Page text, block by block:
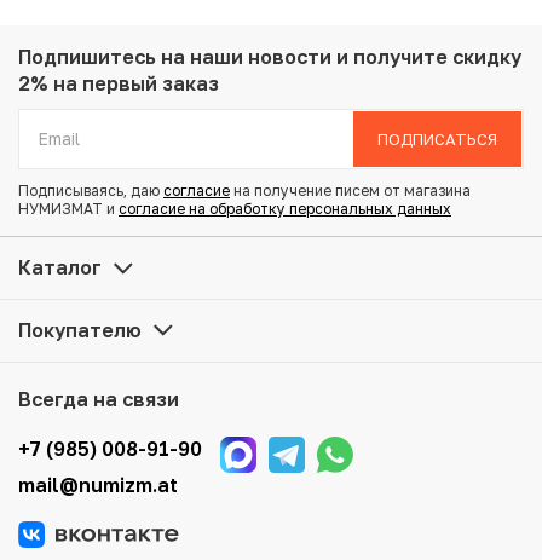
Металл: Медь
Вес: 9.43 г
Тираж: 1.347.476
Купить 2 копейки 1855 года ВМ по привлекательной цене
можно в нашем интернет-магазине — Вам достаточно
Для вашего удобства представлены несколько способов
оплаты и доставки заказа. Все отправления надежно и
тщательно упаковываются, что исключает возможность
повреждения во время доставки.
Подпишитесь на наши новости и получите скидку
2% на первый заказ
ПОДПИСАТЬСЯ
Подписываясь, даю согласие на получение писем от магазина
НУМИЗМАТ и согласие на обработку персональных данных
Каталог
Покупателю
Всегда на связи
+7 (985) 008-91-90
mail@numizm.at